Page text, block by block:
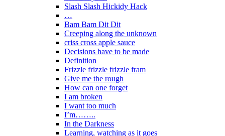
Slash Slash Hickidy Hack
…
Bam Bam Dit Dit
Creeping along the unknown
criss cross apple sauce
Decisions have to be made
Definition
Frizzle frizzle frizzle fram
Give me the rough
How can one forget
I am broken
I want too much
I’m……..
In the Darkness
Learning, watching as it goes